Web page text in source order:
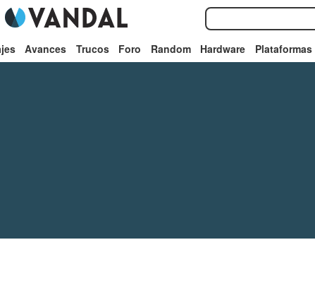
Avances Trucos Foro Random Hardware Plataformas